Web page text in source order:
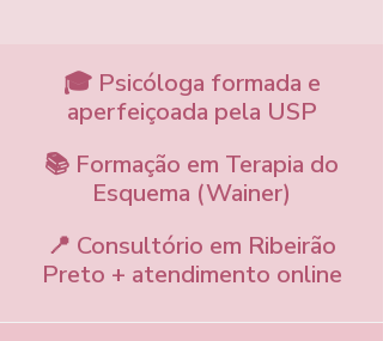
🎓 Psicóloga formada e
aperfeiçoada pela USP
📚 Formação em Terapia do
Esquema (Wainer)
📍 Consultório em Ribeirão
Preto + atendimento online